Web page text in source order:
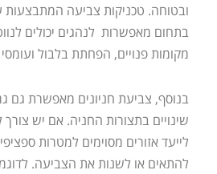
ובטוחה. טכניקות צביעה המתבצעות
בתחום מאפשרות לנהגים יכולים
מקומות פנויים, הפחתת בלבול
בנוסף, צביעת חניונים מאפשרת גם
שינויים בתצורות החניה. אם יש
לייעד אזורים מסוימים למטרות
להתאים או לשנות את הצביעה.